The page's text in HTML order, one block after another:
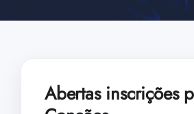
Abertas inscrições